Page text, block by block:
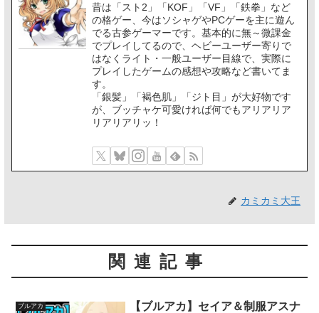
昔は「スト2」「KOF」「VF」「鉄拳」など
の格ゲー、今はソシャゲやPCゲーを主に遊ん
でる古参ゲーマーです。基本的に無～微課金
でプレイしてるので、ヘビーユーザー寄りで
はなくライト・一般ユーザー目線で、実際に
プレイしたゲームの感想や攻略など書いてま
す。
「銀髪」「褐色肌」「ジト目」が大好物です
が、ブッチャケ可愛ければ何でもアリアリア
リアリアリッ！
カミカミ大王
関連記事
ブルアカ
【ブルアカ】セイア＆制服アスナ